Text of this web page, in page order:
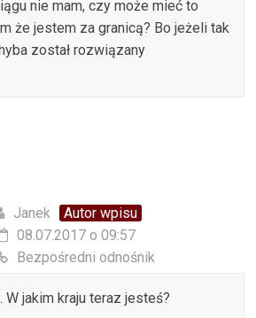
nie mam, czy może mieć to
że jestem za granicą? Bo jeżeli tak
został rozwiązany
Janek
Autor wpisu
08.07.2017 o 09:57
Bezpośredni odnośnik
W jakim kraju teraz jesteś?